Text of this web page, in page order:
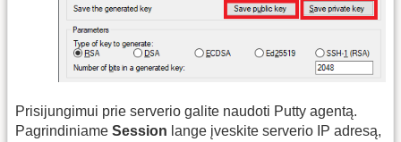
Prisijungimui prie serverio galite naudoti Putty agentą.
Pagrindiniame Session lange įveskite serverio IP adresą,